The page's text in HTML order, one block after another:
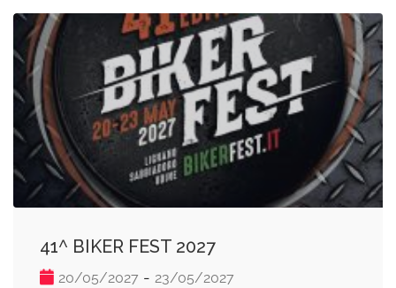
41^ BIKER FEST 2027
20/05/2027 - 23/05/2027